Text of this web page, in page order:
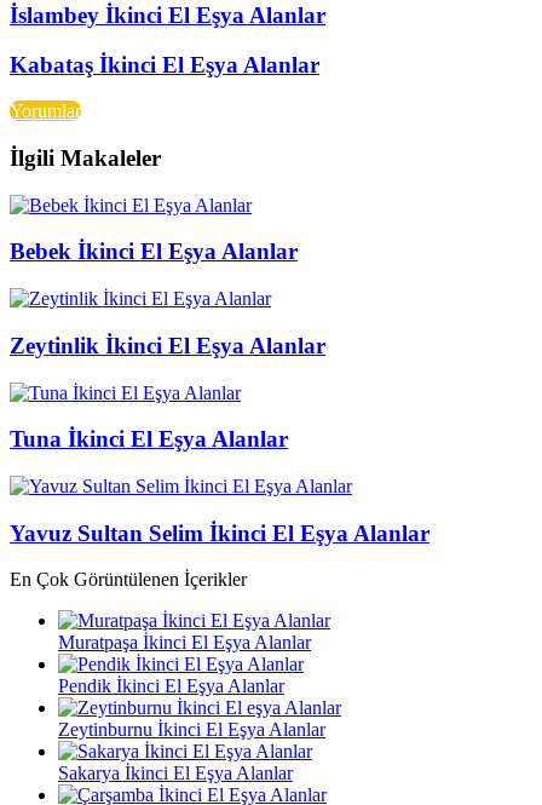
İslambey İkinci El Eşya Alanlar
Kabataş İkinci El Eşya Alanlar
Yorumlar
İlgili Makaleler
Bebek İkinci El Eşya Alanlar
Zeytinlik İkinci El Eşya Alanlar
Tuna İkinci El Eşya Alanlar
Yavuz Sultan Selim İkinci El Eşya Alanlar
En Çok Görüntülenen İçerikler
Muratpaşa İkinci El Eşya Alanlar
Pendik İkinci El Eşya Alanlar
Zeytinburnu İkinci El Eşya Alanlar
Sakarya İkinci El Eşya Alanlar